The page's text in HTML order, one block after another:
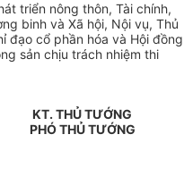
triển nông thôn, Tài chính,
binh và Xã hội, Nội vụ, Thủ
đạo cổ phần hóa và Hội đồng
sản chịu trách nhiệm thi
KT. THỦ TƯỚNG
PHÓ THỦ TƯỚNG